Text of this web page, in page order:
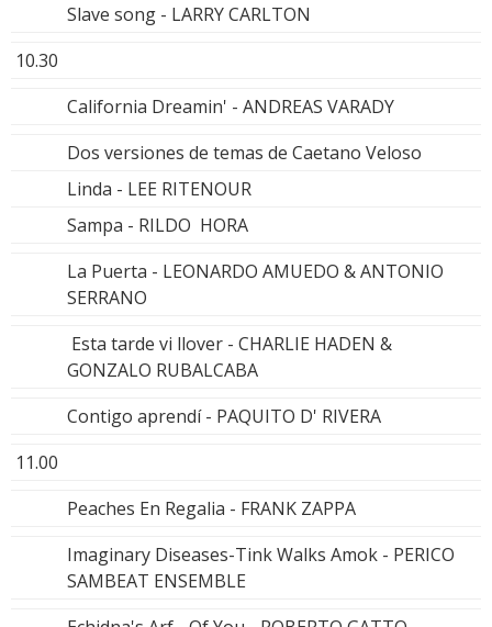
Slave song - LARRY CARLTON
10.30
California Dreamin' - ANDREAS VARADY
Dos versiones de temas de Caetano Veloso
Linda - LEE RITENOUR
Sampa - RILDO HORA
La Puerta - LEONARDO AMUEDO & ANTONIO
SERRANO
Esta tarde vi llover - CHARLIE HADEN &
GONZALO RUBALCABA
Contigo aprendí - PAQUITO D' RIVERA
11.00
Peaches En Regalia - FRANK ZAPPA
Imaginary Diseases-Tink Walks Amok - PERICO
SAMBEAT ENSEMBLE